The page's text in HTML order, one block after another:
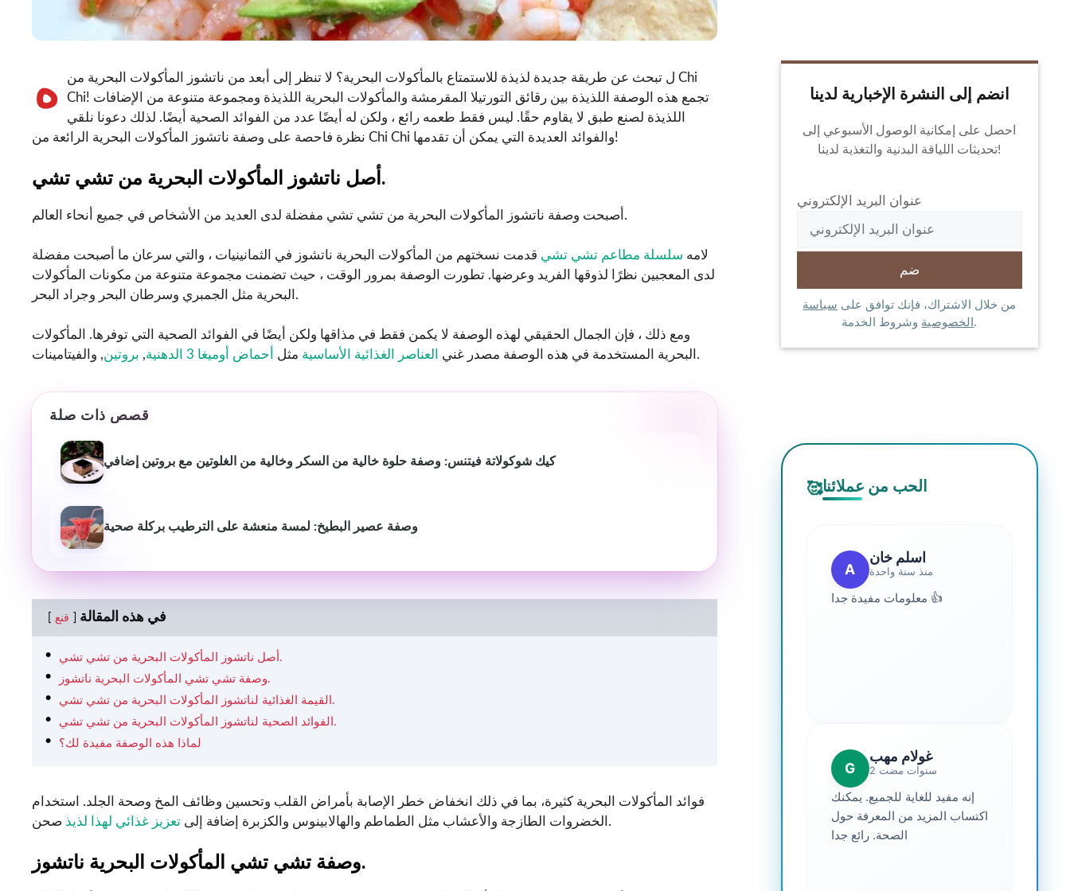
ه
ل تبحث عن طريقة جديدة لذيذة للاستمتاع بالمأكولات البحرية؟ لا تنظر إلى أبعد من ناتشوز المأكولات البحرية من Chi
Chi! تجمع هذه الوصفة اللذيذة بين رقائق التورتيلا المقرمشة والمأكولات البحرية اللذيذة ومجموعة متنوعة من الإضافات
اللذيذة لصنع طبق لا يقاوم حقًا. ليس فقط طعمه رائع ، ولكن له أيضًا عدد من الفوائد الصحية أيضًا. لذلك دعونا نلقي
نظرة فاحصة على وصفة ناتشوز المأكولات البحرية الرائعة من Chi Chi والفوائد العديدة التي يمكن أن تقدمها!
أصل ناتشوز المأكولات البحرية من تشي تشي.
أصبحت وصفة ناتشوز المأكولات البحرية من تشي تشي مفضلة لدى العديد من الأشخاص في جميع أنحاء العالم.
لامه سلسلة مطاعم تشي تشي قدمت نسختهم من المأكولات البحرية ناتشوز في الثمانينيات ، والتي سرعان ما أصبحت مفضلة
لدى المعجبين نظرًا لذوقها الفريد وعرضها. تطورت الوصفة بمرور الوقت ، حيث تضمنت مجموعة متنوعة من مكونات المأكولات
البحرية مثل الجمبري وسرطان البحر وجراد البحر.
ومع ذلك ، فإن الجمال الحقيقي لهذه الوصفة لا يكمن فقط في مذاقها ولكن أيضًا في الفوائد الصحية التي توفرها. المأكولات
البحرية المستخدمة في هذه الوصفة مصدر غني
العناصر الغذائية الأساسية مثل أحماض أوميغا 3 الدهنية , بروتين , والفيتامينات.
قصص ذات صلة
كيك شوكولاتة فيتنس: وصفة حلوة خالية من السكر وخالية من الغلوتين مع بروتين إضافي
وصفة عصير البطيخ: لمسة منعشة على الترطيب بركلة صحية
في هذه المقالة قنع
أصل ناتشوز المأكولات البحرية من تشي تشي.
وصفة تشي تشي المأكولات البحرية ناتشوز.
القيمة الغذائية لناتشوز المأكولات البحرية من تشي تشي.
الفوائد الصحية لناتشوز المأكولات البحرية من تشي تشي.
لماذا هذه الوصفة مفيدة لك؟
فوائد المأكولات البحرية كثيرة، بما في ذلك انخفاض خطر الإصابة بأمراض القلب وتحسين وظائف المخ وصحة الجلد. استخدام
الخضروات الطازجة والأعشاب مثل الطماطم والهالابينوس والكزبرة إضافة إلى تعزيز غذائي لهذا لذيذ صحن.
وصفة تشي تشي المأكولات البحرية ناتشوز.
انضم إلى النشرة الإخبارية لدينا
احصل على إمكانية الوصول الأسبوعي إلى
تحديثات اللياقة البدنية والتغذية لدينا!
عنوان البريد الإلكتروني
من خلال الاشتراك، فإنك توافق على سياسة
الخصوصية وشروط الخدمة.
🥰الحب من عملائنا
A
اسلم خان
منذ سنة واحدة
معلومات مفيدة جدا 👍
G
غولام مهب
2 سنوات مضت
إنه مفيد للغاية للجميع. يمكنك
اكتساب المزيد من المعرفة حول
الصحة. رائع جدا